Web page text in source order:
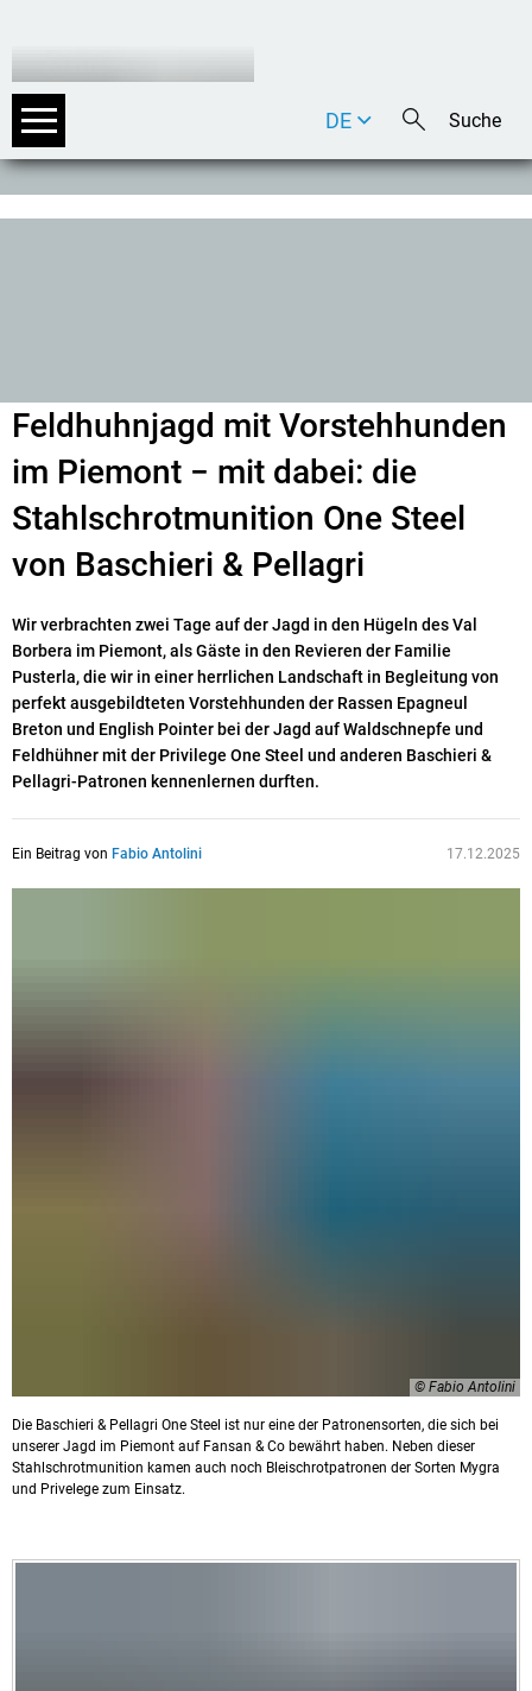
DE
EN
Feldhuhnjagd mit Vorstehhunden
im Piemont − mit dabei: die
Stahlschrotmunition One Steel
von Baschieri & Pellagri
Wir verbrachten zwei Tage auf der Jagd in den Hügeln des Val
Borbera im Piemont, als Gäste in den Revieren der Familie
Pusterla, die wir in einer herrlichen Landschaft in Begleitung von
perfekt ausgebildteten Vorstehhunden der Rassen Epagneul
Breton und English Pointer bei der Jagd auf Waldschnepfe und
Feldhühner mit der Privilege One Steel und anderen Baschieri &
Pellagri-Patronen kennenlernen durften.
Ein Beitrag von Fabio Antolini 17.12.2025
© Fabio Antolini
Die Baschieri & Pellagri One Steel ist nur eine der Patronensorten, die sich bei
unserer Jagd im Piemont auf Fansan & Co bewährt haben. Neben dieser
Stahlschrotmunition kamen auch noch Bleischrotpatronen der Sorten Mygra
und Privelege zum Einsatz.